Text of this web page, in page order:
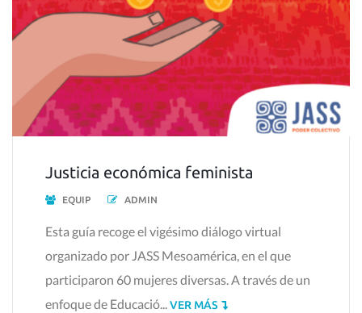
Justicia económica feminista
EQUIP ADMIN
Esta guía recoge el vigésimo diálogo virtual
organizado por JASS Mesoamérica, en el que
participaron 60 mujeres diversas. A través de un
enfoque de Educació...VER MÁS